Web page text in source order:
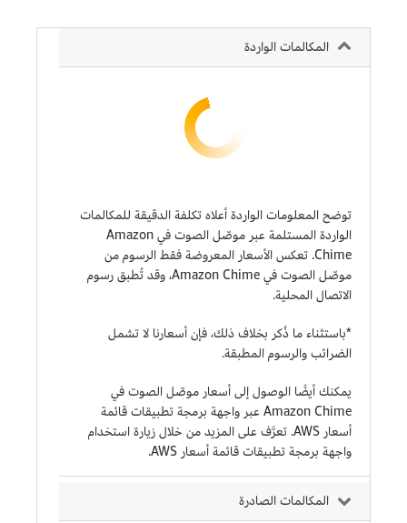
المكالمات الواردة
توضح المعلومات الواردة أعلاه تكلفة الدقيقة للمكالمات
الواردة المستلمة عبر موصّل الصوت في Amazon
Chime. تعكس الأسعار المعروضة فقط الرسوم من
موصّل الصوت في Amazon Chime، وقد تُطبق رسوم
الاتصال المحلية.
*باستثناء ما ذُكر بخلاف ذلك، فإن أسعارنا لا تشمل
الضرائب والرسوم المطبقة.
يمكنك أيضًا الوصول إلى أسعار موصّل الصوت في
Amazon Chime عبر واجهة برمجة تطبيقات قائمة
أسعار AWS. تعرَّف على المزيد من خلال زيارة استخدام
واجهة برمجة تطبيقات قائمة أسعار AWS.
المكالمات الصادرة